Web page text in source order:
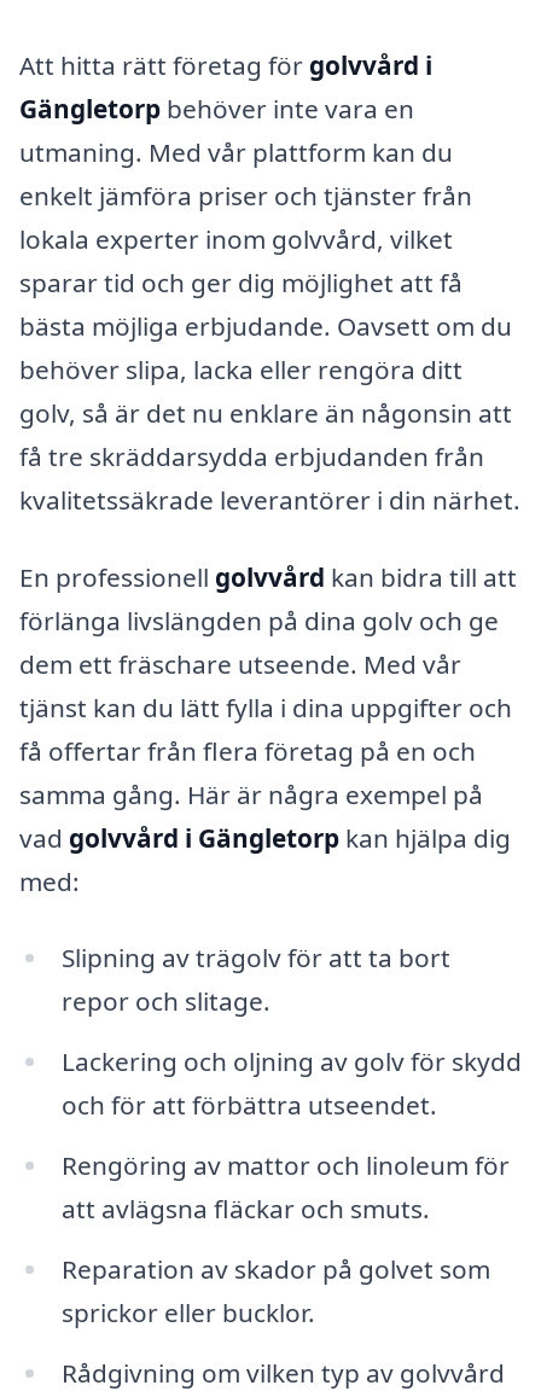
Att hitta rätt företag för golvvård i
Gängletorp behöver inte vara en
utmaning. Med vår plattform kan du
enkelt jämföra priser och tjänster från
lokala experter inom golvvård, vilket
sparar tid och ger dig möjlighet att få
bästa möjliga erbjudande. Oavsett om du
behöver slipa, lacka eller rengöra ditt
golv, så är det nu enklare än någonsin att
få tre skräddarsydda erbjudanden från
kvalitetssäkrade leverantörer i din närhet.
En professionell golvvård kan bidra till att
förlänga livslängden på dina golv och ge
dem ett fräschare utseende. Med vår
tjänst kan du lätt fylla i dina uppgifter och
få offertar från flera företag på en och
samma gång. Här är några exempel på
vad golvvård i Gängletorp kan hjälpa dig
med:
Slipning av trägolv för att ta bort
repor och slitage.
Lackering och oljning av golv för skydd
och för att förbättra utseendet.
Rengöring av mattor och linoleum för
att avlägsna fläckar och smuts.
Reparation av skador på golvet som
sprickor eller bucklor.
Rådgivning om vilken typ av golvvård